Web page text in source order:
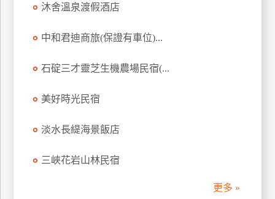
沐舍溫泉渡假酒店
中和君迪商旅(保證有車位)...
石碇三才靈芝生機農場民宿(...
美好時光民宿
淡水長緹海景飯店
三峽花岩山林民宿
更多 »